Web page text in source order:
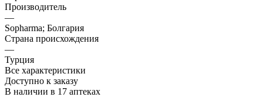
Производитель
—
Sopharma; Болгария
Страна происхождения
—
Турция
Все характеристики
Доступно к заказу
В наличии в 17 аптеках